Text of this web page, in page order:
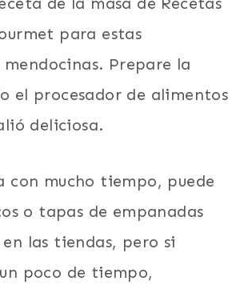
para estas
mendocinas. Prepare la
el procesador de alimentos
deliciosa.
con mucho tiempo, puede
o tapas de empanadas
las tiendas, pero si
poco de tiempo,